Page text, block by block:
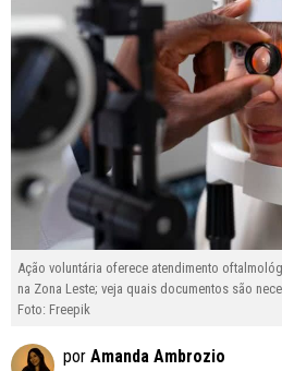
Ação voluntária oferece atendimento
na Zona Leste; veja quais documentos são
Foto: Freepik
por Amanda Ambrozio